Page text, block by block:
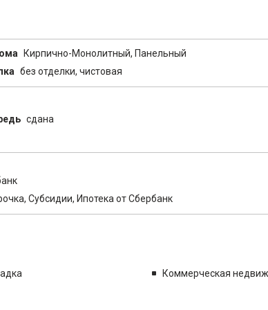
Кирпично-Монолитный, Панельный
без отделки, чистовая
сдана
Субсидии, Ипотека от Сбербанк
Коммерческая